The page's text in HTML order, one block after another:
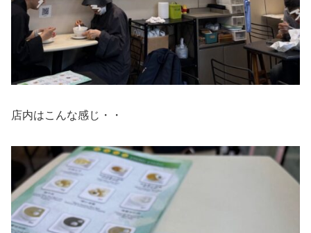
店内はこんな感じ・・